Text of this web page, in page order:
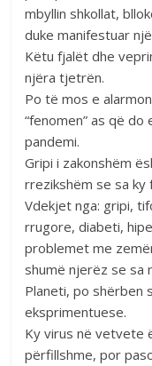
mbyllin shkollat,
duke manifestuar
Këtu fjalët dhe
njëra tjetrën.
Po të mos e
“fenomen” as që
pandemi.
Gripi i zakonshëm
rrezikshëm se sa ky
Vdekjet nga: gripi,
rrugore, diabeti,
problemet me
shumë njerëz se sa
Planeti, po shërben
eksprimentuese.
Ky virus në vetvete
përfillshme, por